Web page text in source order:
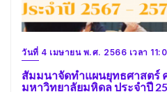
วันที่ 4 เมษายน พ.ศ. 2566 เวลา
สัมมนาจัดทำแผนยุทธศาสตร์
มหาวิทยาลัยมหิดล ประจำปี